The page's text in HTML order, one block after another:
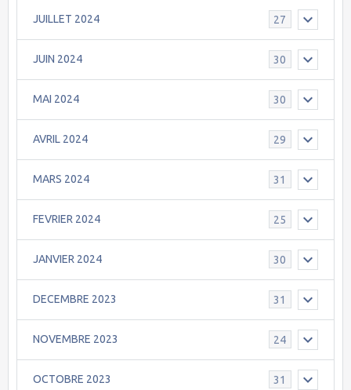
JUILLET 2024 27
JUIN 2024 30
MAI 2024 30
AVRIL 2024 29
MARS 2024 31
FEVRIER 2024 25
JANVIER 2024 30
DECEMBRE 2023 31
NOVEMBRE 2023 24
OCTOBRE 2023 31